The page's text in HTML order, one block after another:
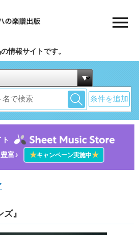
情報サイトです。
条件を追加
富♪
★キャンペーン実施中★
』